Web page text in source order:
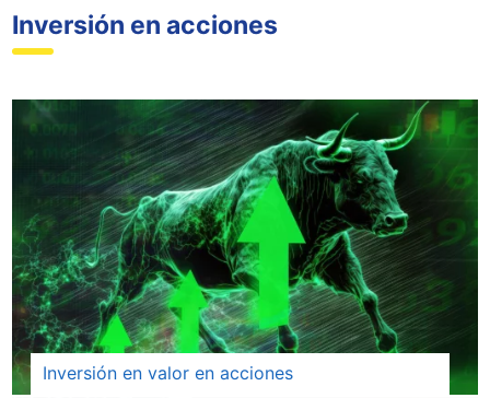
Inversión en acciones
Inversión en valor en acciones